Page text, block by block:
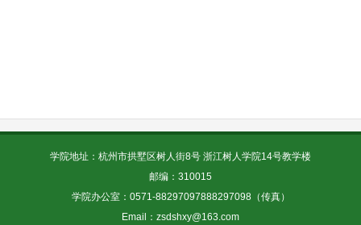
学院地址：杭州市拱墅区树人街8号 浙江树人学院14号教学楼
邮编：310015
学院办公室：0571-88297097888297098（传真）
Email：zsdshxy@163.com